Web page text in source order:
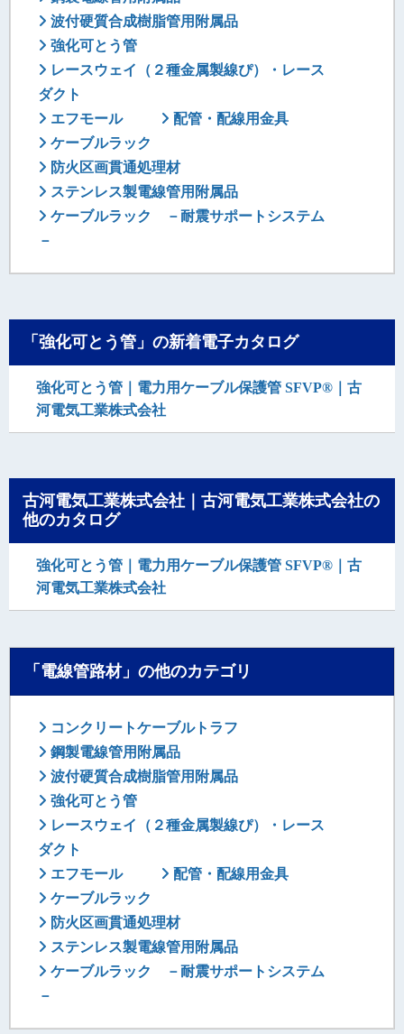
波付硬質合成樹脂管用附属品
強化可とう管
レースウェイ（２種金属製線ぴ）・レース
ダクト
エフモール
配管・配線用金具
ケーブルラック
防火区画貫通処理材
ステンレス製電線管用附属品
ケーブルラック －耐震サポートシステム
－
「強化可とう管」の新着電子カタログ
強化可とう管｜電力用ケーブル保護管 SFVP®｜古
河電気工業株式会社
古河電気工業株式会社｜古河電気工業株式会社の
他のカタログ
強化可とう管｜電力用ケーブル保護管 SFVP®｜古
河電気工業株式会社
「電線管路材」の他のカテゴリ
コンクリートケーブルトラフ
鋼製電線管用附属品
波付硬質合成樹脂管用附属品
強化可とう管
レースウェイ（２種金属製線ぴ）・レース
ダクト
エフモール
配管・配線用金具
ケーブルラック
防火区画貫通処理材
ステンレス製電線管用附属品
ケーブルラック －耐震サポートシステム
－